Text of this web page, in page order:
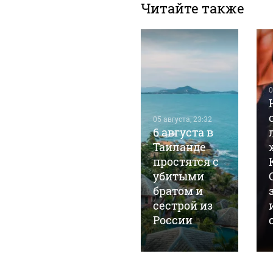
Читайте также
05 августа, 23:32
6 августа в
Таиланде
простятся с
убитыми
братом и
сестрой из
России